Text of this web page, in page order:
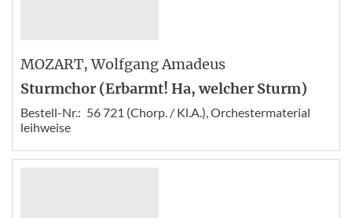
MOZART, Wolfgang Amadeus
Sturmchor (Erbarmt! Ha, welcher Sturm)
Bestell-Nr.: 56 721 (Chorp. / Kl.A.), Orchestermaterial
leihweise